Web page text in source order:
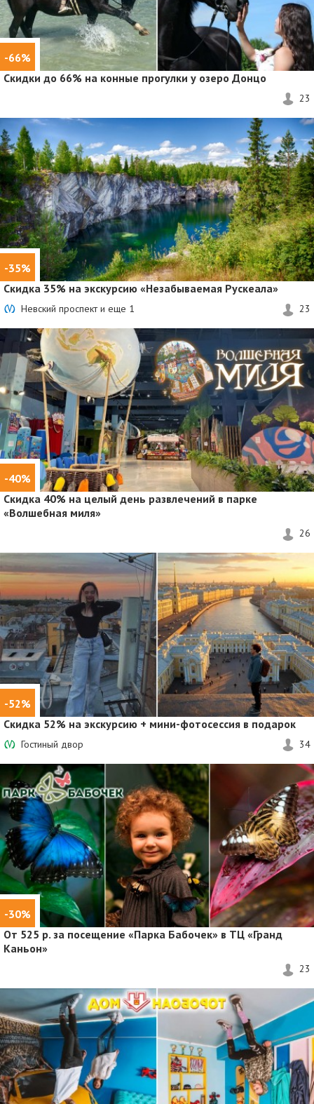
-66%
Скидки до 66% на конные прогулки у озеро Донцо
23
-35%
Скидка 35% на экскурсию «Незабываемая Рускеала»
Невский проспект и еще 1 23
-40%
Скидка 40% на целый день развлечений в парке
«Волшебная миля»
26
-52%
Скидка 52% на экскурсию + мини-фотосессия в подарок
Гостиный двор 34
-30%
От 525 р. за посещение «Парка Бабочек» в ТЦ «Гранд
Каньон»
23